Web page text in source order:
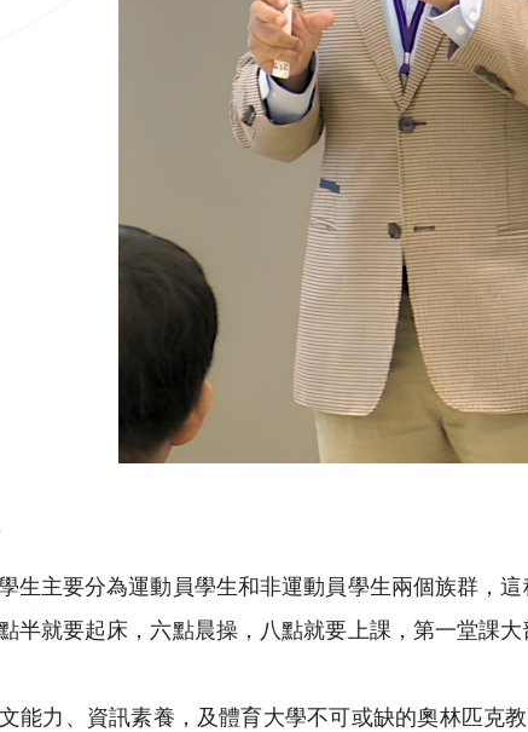
生主要分為運動員學生和非運動員學生兩個族群，
半就要起床，六點晨操，八點就要上課，第一堂課
能力、資訊素養，及體育大學不可或缺的奧林匹